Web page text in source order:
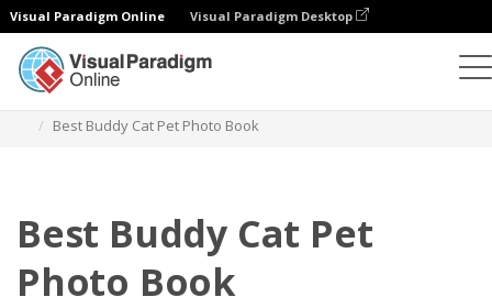
Visual Paradigm Online Visual Paradigm Desktop
Best Buddy Cat Pet Photo Book
Best Buddy Cat Pet
Photo Book